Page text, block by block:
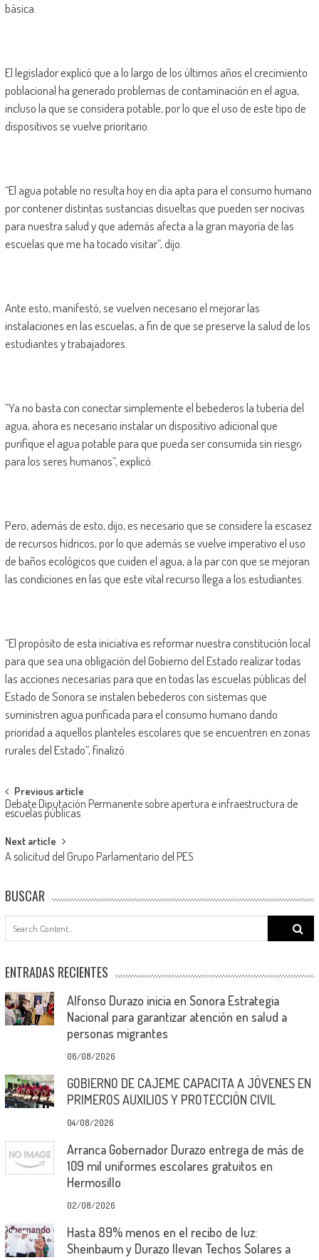
básica.
El legislador explicó que a lo largo de los últimos años el crecimiento
poblacional ha generado problemas de contaminación en el agua,
incluso la que se considera potable, por lo que el uso de este tipo de
dispositivos se vuelve prioritario.
“El agua potable no resulta hoy en día apta para el consumo humano
por contener distintas sustancias disueltas que pueden ser nocivas
para nuestra salud y que además afecta a la gran mayoría de las
escuelas que me ha tocado visitar”, dijo.
Ante esto, manifestó, se vuelven necesario el mejorar las
instalaciones en las escuelas, a fin de que se preserve la salud de los
estudiantes y trabajadores.
“Ya no basta con conectar simplemente el bebederos la tubería del
agua, ahora es necesario instalar un dispositivo adicional que
purifique el agua potable para que pueda ser consumida sin riesgo
para los seres humanos”, explicó.
Pero, además de esto, dijo, es necesario que se considere la escasez
de recursos hídricos, por lo que además se vuelve imperativo el uso
de baños ecológicos que cuiden el agua, a la par con que se mejoran
las condiciones en las que este vital recurso llega a los estudiantes.
“El propósito de esta iniciativa es reformar nuestra constitución local
para que sea una obligación del Gobierno del Estado realizar todas
las acciones necesarias para que en todas las escuelas públicas del
Estado de Sonora se instalen bebederos con sistemas que
suministren agua purificada para el consumo humano dando
prioridad a aquellos planteles escolares que se encuentren en zonas
rurales del Estado”, finalizó.
Post
navigation
Previous article
Debate Diputación Permanente sobre apertura e infraestructura de
escuelas públicas
Next article
A solicitud del Grupo Parlamentario del PES
BUSCAR
Search
for:
ENTRADAS RECIENTES
Alfonso Durazo inicia en Sonora Estrategia
Nacional para garantizar atención en salud a
personas migrantes
06/08/2026
GOBIERNO DE CAJEME CAPACITA A JÓVENES EN
PRIMEROS AUXILIOS Y PROTECCIÓN CIVIL
04/08/2026
Arranca Gobernador Durazo entrega de más de
109 mil uniformes escolares gratuitos en
Hermosillo
02/08/2026
Hasta 89% menos en el recibo de luz:
Sheinbaum y Durazo llevan Techos Solares a